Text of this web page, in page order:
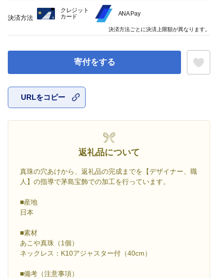
寄付をする
URLをコピー
返礼品について
真珠の穴あけから、返礼品の完成までを【デザイナー、職
人】の指導で茅島宝飾での加工を行っています。
■産地
日本
■素材
あこや真珠（1個）
ネックレス：K10アジャスター付（40cm）
■備考（注意事項）
決済方法
クレジット
カード
ANA Pay
決済方法ごとに決済上限額が異なります。